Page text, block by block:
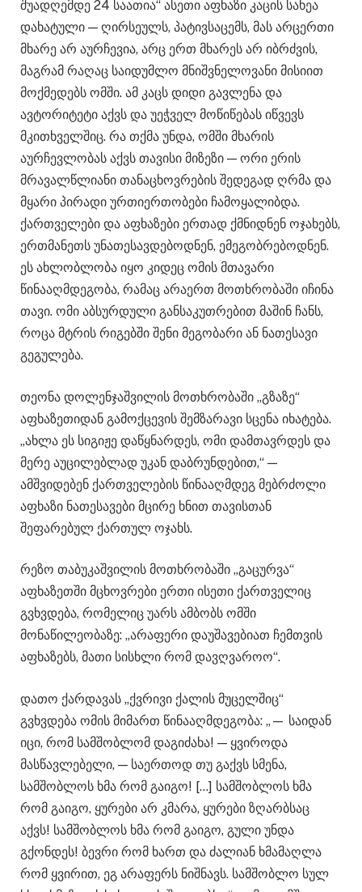
შუადღემდე 24 საათია“ ასეთი აფხაზი კაცის სახეა
დახატული — ღირსეულს, პატივსაცემს, მას არცერთი
მხარე არ აურჩევია, არც ერთ მხარეს არ იბრძვის,
მაგრამ რაღაც საიდუმლო მნიშვნელოვანი მისიით
მოქმედებს ომში. ამ კაცს დიდი გავლენა და
ავტორიტეტი აქვს და უეჭველ მოწიწებას იწვევს
მკითხველშიც. რა თქმა უნდა, ომში მხარის
აურჩევლობას აქვს თავისი მიზეზი — ორი ერის
მრავალწლიანი თანაცხოვრების შედეგად ღრმა და
მყარი პირადი ურთიერთობები ჩამოყალიბდა.
ქართველები და აფხაზები ერთად ქმნიდნენ ოჯახებს,
ერთმანეთს უნათესავდებოდნენ, ემეგობრებოდნენ.
ეს ახლობლობა იყო კიდეც ომის მთავარი
წინააღმდეგობა, რამაც არაერთ მოთხრობაში იჩინა
თავი. ომი აბსურდული განსაკუთრებით მაშინ ჩანს,
როცა მტრის რიგებში შენი მეგობარი ან ნათესავი
გეგულება.
თეონა დოლენჯაშვილის მოთხრობაში „გზაზე“
აფხაზეთიდან გამოქცევის შემზარავი სცენა იხატება.
„ახლა ეს სიგიჟე დაწყნარდეს, ომი დამთავრდეს და
მერე აუცილებლად უკან დაბრუნდებით,“ —
ამშვიდებენ ქართველების წინააღმდეგ მებრძოლი
აფხაზი ნათესავები მცირე ხნით თავისთან
შეფარებულ ქართულ ოჯახს.
რეზო თაბუკაშვილის მოთხრობაში „გაცურვა“
აფხაზეთში მცხოვრები ერთი ისეთი ქართველიც
გვხვდება, რომელიც უარს ამბობს ომში
მონაწილეობაზე: „არაფერი დაუშავებიათ ჩემთვის
აფხაზებს, მათი სისხლი რომ დავღვაროო“.
დათო ქარდავას „ქვრივი ქალის მუცელშიც“
გვხვდება ომის მიმართ წინააღმდეგობა: „— საიდან
იცი, რომ სამშობლომ დაგიძახა! — ყვიროდა
მასწავლებელი, — საერთოდ თუ გაქვს სმენა,
სამშობლოს ხმა რომ გაიგო! […] სამშობლოს ხმა
რომ გაიგო, ყურები არ კმარა, ყურები ზღარბსაც
აქვს! სამშობლოს ხმა რომ გაიგო, გული უნდა
გქონდეს! ბევრი რომ ხართ და ძალიან ხმამაღლა
რომ ყვირით, ეგ არაფერს ნიშნავს. სამშობლო სულ